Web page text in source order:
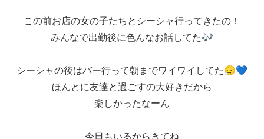
この前お店の女の子たちとシーシャ行ってきたの！
みんなで出勤後に色んなお話してた🎶
シーシャの後はバー行って朝までワイワイしてた😮‍💨💙
ほんとに友達と過ごすの大好きだから
楽しかったなーん
今日もいるからきてね